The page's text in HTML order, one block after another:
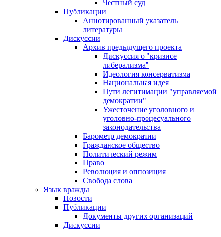
Честный суд
Публикации
Аннотированный указатель
литературы
Дискуссии
Архив предыдущего проекта
Дискуссия о "кризисе
либерализма"
Идеология консерватизма
Национальная идея
Пути легитимации "управляемой
демократии"
Ужесточение уголовного и
уголовно-процесуального
законодательства
Барометр демократии
Гражданское общество
Политический режим
Право
Революция и оппозиция
Свобода слова
Язык вражды
Новости
Публикации
Документы других организаций
Дискуссии